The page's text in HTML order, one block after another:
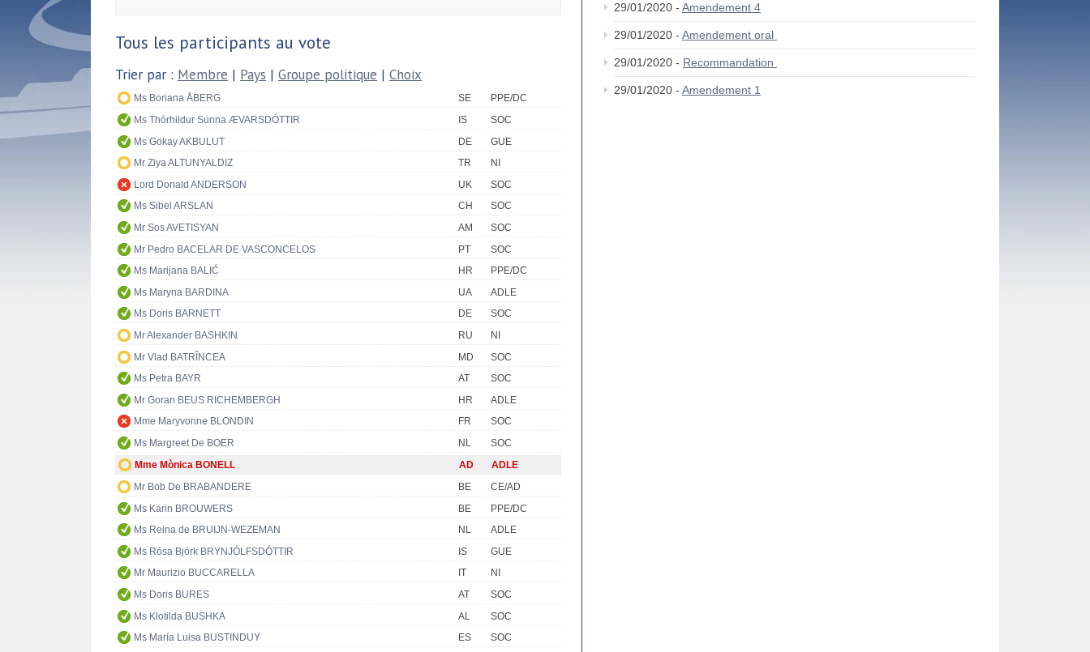
Tous les participants au vote
Trier par : Membre | Pays | Groupe politique | Choix
Ms Boriana ÅBERG SE
PPE/DC
Ms Thórhildur Sunna ÆVARSDÓTTIR
IS
SOC
Ms Gökay AKBULUT
DE
GUE
Mr Ziya ALTUNYALDIZ
TR
NI
Lord Donald ANDERSON
UK
SOC
Ms Sibel ARSLAN
CH
SOC
Mr Sos AVETISYAN
AM
SOC
Mr Pedro BACELAR DE VASCONCELOS
PT
SOC
Ms Marijana BALIĆ
HR
PPE/DC
Ms Maryna BARDINA
UA
ADLE
Ms Doris BARNETT
DE
SOC
Mr Alexander BASHKIN
RU
NI
Mr Vlad BATRÎNCEA
MD
SOC
Ms Petra BAYR
AT
SOC
Mr Goran BEUS RICHEMBERGH
HR
ADLE
Mme Maryvonne BLONDIN
FR
SOC
Ms Margreet De BOER
NL
SOC
Mme Mònica BONELL
AD
ADLE
Mr Bob De BRABANDERE
BE
CE/AD
Ms Karin BROUWERS
BE
PPE/DC
Ms Reina de BRUIJN-WEZEMAN
NL
ADLE
Ms Rósa Björk BRYNJÓLFSDÓTTIR
IS
GUE
Mr Maurizio BUCCARELLA
IT
NI
Ms Doris BURES
AT
SOC
Ms Klotilda BUSHKA
AL
SOC
Ms María Luisa BUSTINDUY
ES
SOC
29/01/2020 - Amendement 4
29/01/2020 - Amendement oral
29/01/2020 - Recommandation
29/01/2020 - Amendement 1